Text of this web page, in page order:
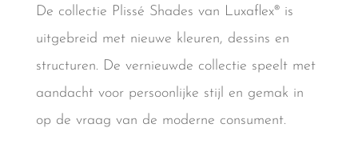
De collectie Plissé Shades van Luxaflex® is
uitgebreid met nieuwe kleuren, dessins en
structuren. De vernieuwde collectie speelt met
aandacht voor persoonlijke stijl en gemak in
op de vraag van de moderne consument.